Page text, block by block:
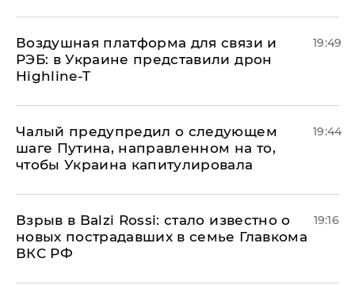
Воздушная платформа для связи и
РЭБ: в Украине представили дрон
Highline-T
19:49
Чалый предупредил о следующем
шаге Путина, направленном на то,
чтобы Украина капитулировала
19:44
Взрыв в Balzi Rossi: стало известно о
новых пострадавших в семье Главкома
ВКС РФ
19:16